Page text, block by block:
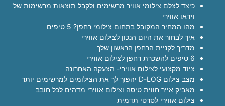
כיצד לצלם צילומי אוויר מרשימים ולקבל תוצאות מרשימות של
וידאו אווירי
מהו המחיר המקובל בתחום צילומי רחפן? 5 טיפים
איך לבחור את היום הנכון לצילום אווירי
מדריך לקניית הרחפן הראשון שלך
6 טיפים להשכרת רחפן לצילום אווירי
ציוד מקצועי לצילום אווירי- הצעקה האחרונה
מצב צילום D-LOG יהפוך לך את הצילומים למרשימים יותר
מאביק אייר חווית טיסה וצילום אווירי מדהים לכל חובב
צילום אווירי לסרטי תדמית